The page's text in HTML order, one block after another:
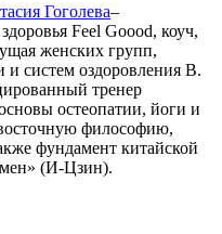
Гоголева–
Feel Goood, коуч,
женских групп,
и систем оздоровления В.
тренер
остеопатии, йоги и
философию,
фундамент китайской
(И-Цзин).